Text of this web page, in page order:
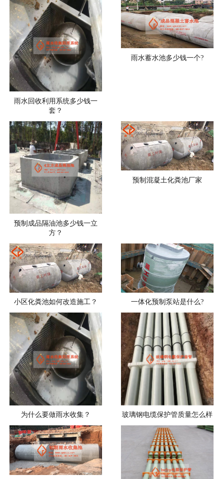
雨水回收利用系统多少钱一
套？
雨水蓄水池多少钱一个?
预制成品隔油池多少钱一立
方？
预制混凝土化粪池厂家
小区化粪池如何改造施工？ 一体化预制泵站是什么?
为什么要做雨水收集？ 玻璃钢电缆保护管质量怎么样